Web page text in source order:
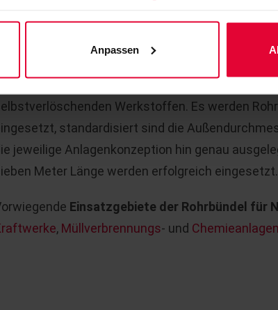
Anpassen
ROHRBÜNDEL FÜR
Alle Rohrbündel sind selbsttragende, modulare
Werkstoffen. Es werden
standardisiert sind die
jeweilige Anlagenkonzeption hin genau
Meter Länge werden erfolgreich eingesetzt.
Einsatzgebiete der Rohrbündel für
, Müllverbrennungs- und Chemieanlagen